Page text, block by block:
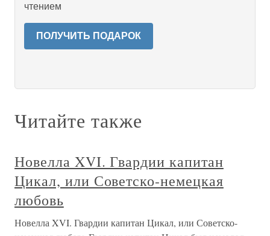
чтением
ПОЛУЧИТЬ ПОДАРОК
Читайте также
Новелла XVI. Гвардии капитан
Цикал, или Советско-немецкая
любовь
Новелла XVI. Гвардии капитан Цикал, или Советско-